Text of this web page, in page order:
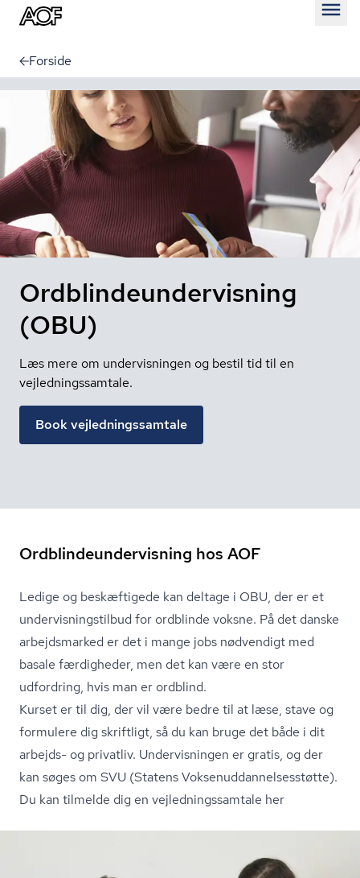
Forside
Ordblindeundervisning
(OBU)
Læs mere om undervisningen og bestil tid til en
vejledningssamtale.
Book vejledningssamtale
Ordblindeundervisning hos AOF
Ledige og beskæftigede kan deltage i OBU, der er et
un­der­vis­nings­til­bud for ordblinde voksne. På det danske
arbejdsmarked er det i mange jobs nødvendigt med
basale færdigheder, men det kan være en stor
udfordring, hvis man er ordblind.
Kurset er til dig, der vil være bedre til at læse, stave og
formulere dig skriftligt, så du kan bruge det både i dit
arbejds- og privatliv. Undervisningen er gratis, og der
kan søges om SVU (Statens Vok­se­nud­dan­nel­ses­støt­te).
Du kan tilmelde dig en vej­led­nings­sam­ta­le her